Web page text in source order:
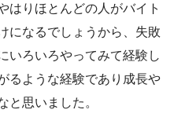
はりほとんどの人がバイト
になるでしょうから、失敗
いろいろやってみて経験し
るような経験であり成長や
と思いました。